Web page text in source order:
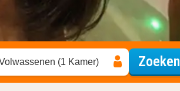
(1 Kamer) Zoeken